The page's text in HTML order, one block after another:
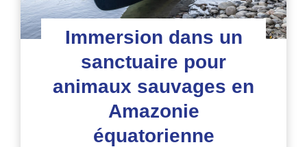
Immersion dans un
sanctuaire pour
animaux sauvages en
Amazonie
équatorienne